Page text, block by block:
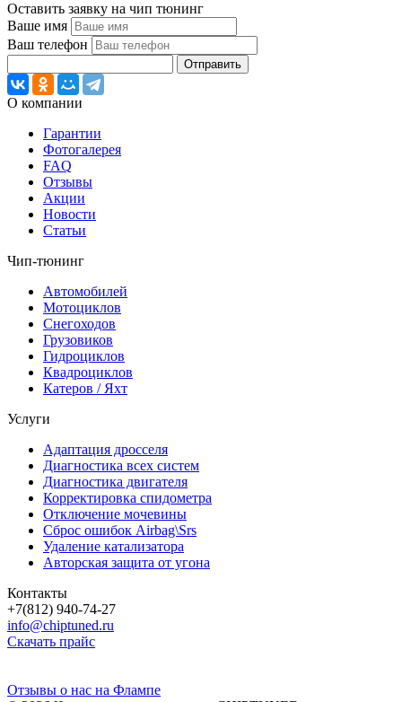
Оставить заявку на чип тюнинг
Ваше имя
Ваш телефон
Отправить
О компании
Гарантии
Фотогалерея
FAQ
Отзывы
Акции
Новости
Статьи
Чип-тюнинг
Автомобилей
Мотоциклов
Снегоходов
Грузовиков
Гидроциклов
Квадроциклов
Катеров / Яхт
Услуги
Адаптация дросселя
Диагностика всех систем
Диагностика двигателя
Корректировка спидометра
Отключение мочевины
Сброс ошибок Airbag\Srs
Удаление катализатора
Авторская защита от угона
Контакты
+7(812) 940-74-27
info@chiptuned.ru
Скачать прайс
Отзывы о нас на Флампе